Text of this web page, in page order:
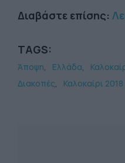
Διαβάστε επίσης:
TAGS:
Άποψη Ελλάδα
Διακοπές
Καλοκαίρι 2018